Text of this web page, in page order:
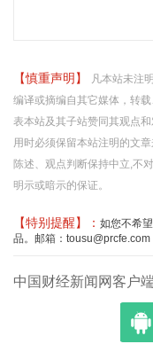
【慎重声明】
凡本站未注
编译或摘编自其它媒体，转
表本站及其子站赞同其观点
用时必须保留本站注明的文
陈述、观点判断保持中立,不
明示或暗示的保证。
【特别提醒】： 如您不希
品。邮箱：tousu@prcfe.com
中国财经新闻网客户